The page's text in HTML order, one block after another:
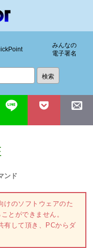
みんなの
電子署名
ンド
けのソフトウェアのた
とができません。
有して頂き、PCからダ